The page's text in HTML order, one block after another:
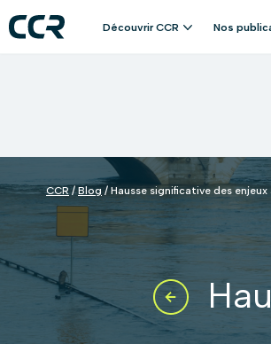
Découvrir CCR Nos
CCR/Blog / Hausse significative des enjeux